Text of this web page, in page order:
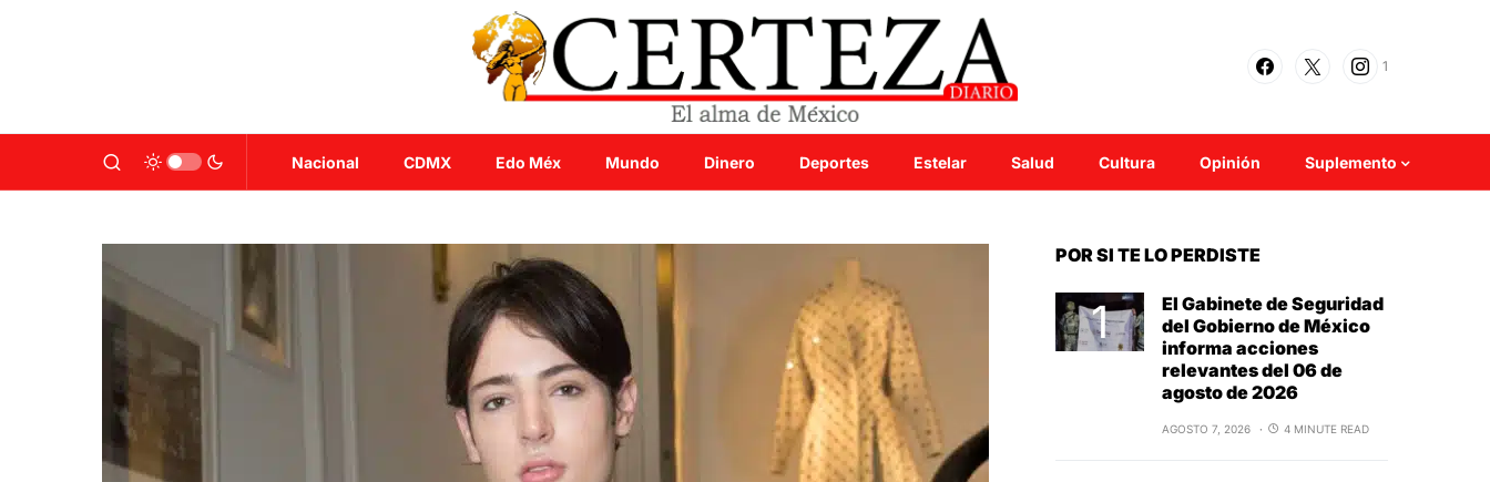
1
Nacional CDMX Edo Méx Mundo Dinero Deportes Estelar Salud Cultura Opinión Suplemento
POR SI TE LO PERDISTE
El Gabinete de Seguridad
del Gobierno de México
informa acciones
relevantes del 06 de
agosto de 2026
AGOSTO 7, 2026 4 MINUTE READ